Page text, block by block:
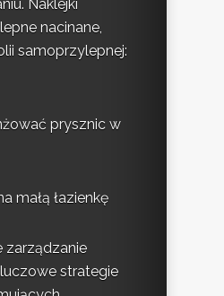
Naklejki
nacinane,
samoprzylepnej:
prysznic w
małą łazienkę
zarządzanie
strategie